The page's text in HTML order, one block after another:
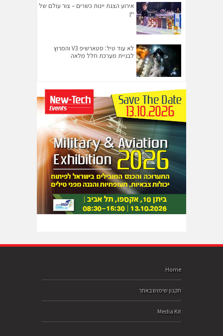
אירוע הצגת יינות כשרים – צור עולם של
יין
לא עוד טיל: סטארשיפ V3 והמרוץ
לבניית מערכת חלל מלאה
Home
תקנון שימוש באתר
Media Kit